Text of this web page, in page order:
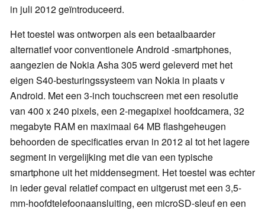
in juli 2012 geïntroduceerd.
Het toestel was ontworpen als een betaalbaarder
alternatief voor conventionele Android -smartphones,
aangezien de Nokia Asha 305 werd geleverd met het
eigen S40-besturingssysteem van Nokia in plaats v
Android. Met een 3-inch touchscreen met een resolutie
van 400 x 240 pixels, een 2-megapixel hoofdcamera, 32
megabyte RAM en maximaal 64 MB flashgeheugen
behoorden de specificaties ervan in 2012 al tot het lagere
segment in vergelijking met die van een typische
smartphone uit het middensegment. Het toestel was echter
in ieder geval relatief compact en uitgerust met een 3,5-
mm-hoofdtelefoonaansluiting, een microSD-sleuf en een